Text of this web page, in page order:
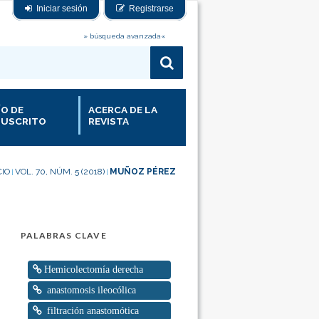
Iniciar sesión Registrarse
» búsqueda avanzada«
DE
ACERCA DE LA
REVISTA
VOL. 70, NÚM. 5 (2018) MUÑOZ PÉREZ
PALABRAS CLAVE
Hemicolectomía derecha
anastomosis ileocólica
filtración anastomótica